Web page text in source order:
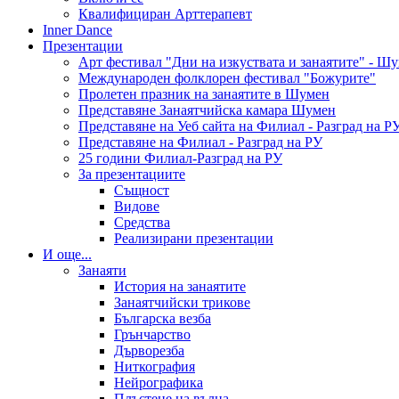
Квалифициран Арттерапевт
Inner Dance
Презентации
Арт фестивал "Дни на изкуствата и занаятите" -
Международен фолклорен фестивал "Божурите"
Пролетен празник на занаятите в Шумен
Представяне Занаятчийска камара Шумен
Представяне на Уеб сайта на Филиал - Разград на
Представяне на Филиал - Разград на РУ
25 години Филиал-Разград на РУ
За презентациите
Същност
Видове
Средства
Реализирани презентации
И още...
Занаяти
История на занаятите
Занаятчийски трикове
Българска везба
Грънчарство
Дърворезба
Ниткография
Нейрографика